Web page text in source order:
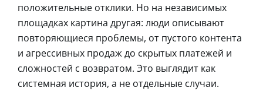
положительные отклики. Но на независимых
площадках картина другая: люди описывают
повторяющиеся проблемы, от пустого контента
и агрессивных продаж до скрытых платежей и
сложностей с возвратом. Это выглядит как
системная история, а не отдельные случаи.